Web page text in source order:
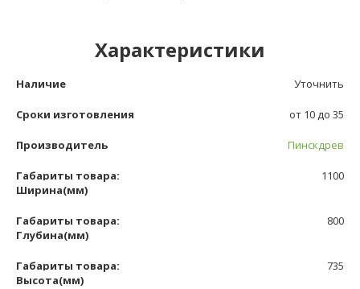
Характеристики
Наличие Уточнить
Сроки изготовления от 10 до 35
Производитель Пинскдрев
Габариты товара:
Ширина(мм)
1100
Габариты товара:
Глубина(мм)
800
Габариты товара:
Высота(мм)
735